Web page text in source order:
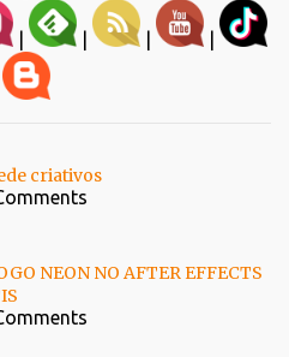
| | | |
criativos
NEON NO AFTER EFFECTS